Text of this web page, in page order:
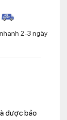
2-3 ngày
được bảo